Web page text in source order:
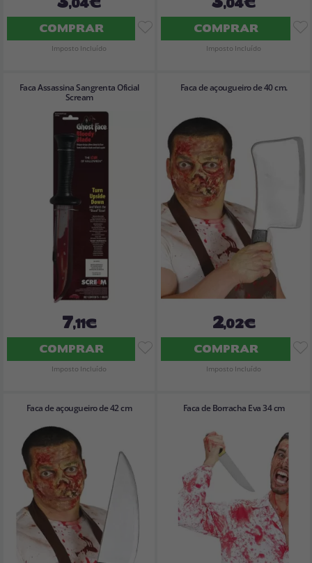
COMPRAR
Imposto Incluído
COMPRAR
Imposto Incluído
Faca Assassina Sangrenta Oficial
Scream
7,11€
COMPRAR
Imposto Incluído
Faca de açougueiro de 40 cm.
2,02€
COMPRAR
Imposto Incluído
Faca de açougueiro de 42 cm Faca de Borracha Eva 34 cm